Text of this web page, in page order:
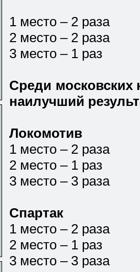
1 место – 2 раза
2 место – 2 раза
3 место – 1 раз
Среди московских
наилучший
Локомотив
1 место – 2 раза
2 место – 1 раз
3 место – 3 раза
Спартак
1 место – 2 раза
2 место – 1 раз
3 место – 3 раза